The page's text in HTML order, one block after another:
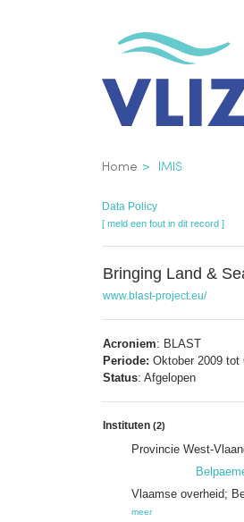
Kruimelpad
Home IMIS
Data Policy
[ meld een fout in dit record ]
Bringing Land &
www.blast-project.eu/
Acroniem: BLAST
Periode: Oktober 2009 tot
Status: Afgelopen
Instituten (2)
Provincie West-
Vlaamse overheid;
meer